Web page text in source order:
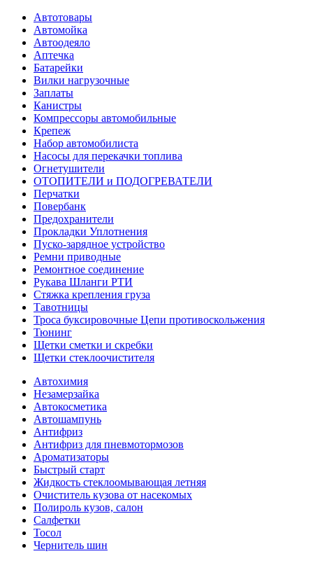
Автотовары
Автомойка
Автоодеяло
Аптечка
Батарейки
Вилки нагрузочные
Заплаты
Канистры
Компрессоры автомобильные
Крепеж
Набор автомобилиста
Насосы для перекачки топлива
Огнетушители
ОТОПИТЕЛИ и ПОДОГРЕВАТЕЛИ
Перчатки
Повербанк
Предохранители
Прокладки Уплотнения
Пуско-зарядное устройство
Ремни приводные
Ремонтное соединение
Рукава Шланги РТИ
Стяжка крепления груза
Тавотницы
Троса буксировочные Цепи противоскольжения
Тюнинг
Щетки сметки и скребки
Щетки стеклоочистителя
Автохимия
Незамерзайка
Автокосметика
Автошампунь
Антифриз
Антифриз для пневмотормозов
Ароматизаторы
Быстрый старт
Жидкость стеклоомывающая летняя
Очиститель кузова от насекомых
Полироль кузов, салон
Салфетки
Тосол
Чернитель шин